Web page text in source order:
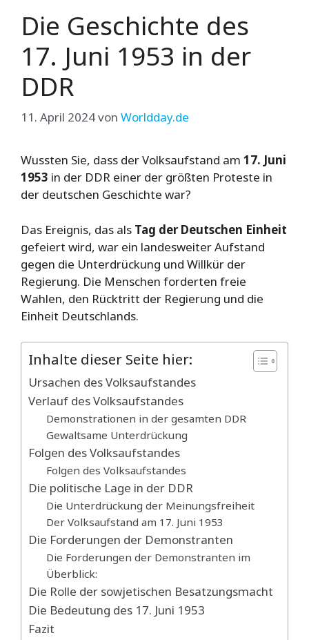
Die Geschichte des
17. Juni 1953 in der
DDR
11. April 2024von Worldday.de
Wussten Sie, dass der Volksaufstand am 17. Juni
1953 in der DDR einer der größten Proteste in
der deutschen Geschichte war?
Das Ereignis, das als Tag der Deutschen Einheit
gefeiert wird, war ein landesweiter Aufstand
gegen die Unterdrückung und Willkür der
Regierung. Die Menschen forderten freie
Wahlen, den Rücktritt der Regierung und die
Einheit Deutschlands.
Inhalte dieser Seite hier:
Ursachen des Volksaufstandes
Verlauf des Volksaufstandes
Demonstrationen in der gesamten DDR
Gewaltsame Unterdrückung
Folgen des Volksaufstandes
Folgen des Volksaufstandes
Die politische Lage in der DDR
Die Unterdrückung der Meinungsfreiheit
Der Volksaufstand am 17. Juni 1953
Die Forderungen der Demonstranten
Die Forderungen der Demonstranten im
Überblick:
Die Rolle der sowjetischen Besatzungsmacht
Die Bedeutung des 17. Juni 1953
Fazit